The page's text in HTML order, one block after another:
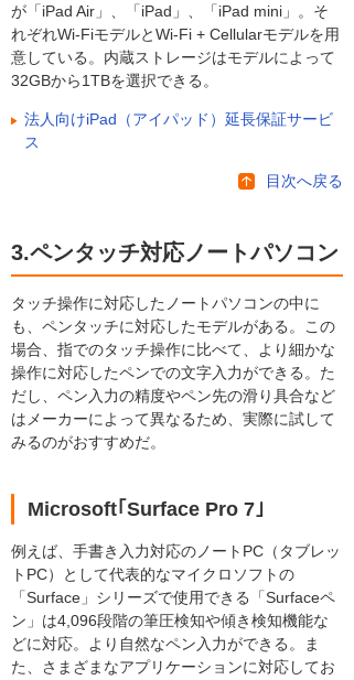
が「iPad Air」、「iPad」、「iPad mini」。そ
れぞれWi-FiモデルとWi-Fi + Cellularモデルを用
意している。内蔵ストレージはモデルによって
32GBから1TBを選択できる。
法人向けiPad（アイパッド）延長保証サービ
ス
目次へ戻る
3.ペンタッチ対応ノートパソコン
タッチ操作に対応したノートパソコンの中に
も、ペンタッチに対応したモデルがある。この
場合、指でのタッチ操作に比べて、より細かな
操作に対応したペンでの文字入力ができる。た
だし、ペン入力の精度やペン先の滑り具合など
はメーカーによって異なるため、実際に試して
みるのがおすすめだ。
Microsoft｢Surface Pro 7｣
例えば、手書き入力対応のノートPC（タブレッ
トPC）として代表的なマイクロソフトの
「Surface」シリーズで使用できる「Surfaceペ
ン」は4,096段階の筆圧検知や傾き検知機能な
どに対応。より自然なペン入力ができる。ま
た、さまざまなアプリケーションに対応してお